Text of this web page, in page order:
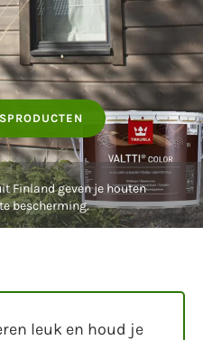
Finland geven je houten
bescherming.
leuk en houd je